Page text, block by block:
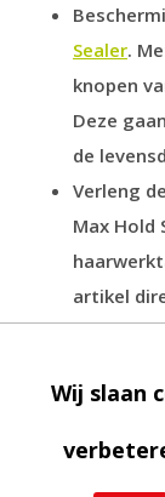
Sealer.
knopen
Deze
de
Verleng
Max Hold
artikel
Verwijder
van uw
Bent u op
Wij slaan